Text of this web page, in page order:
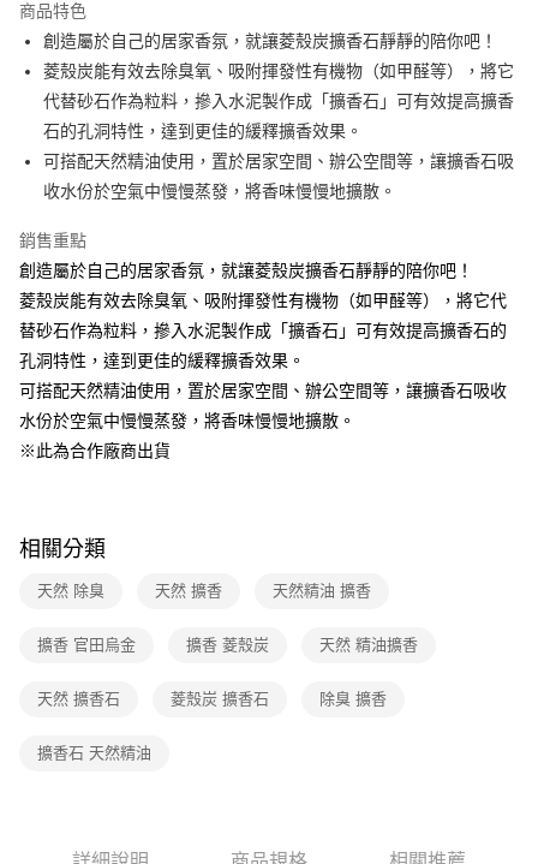
全盈+PAY
大哥付你分期
相關說明
【大哥付你分期使用說明】
1.本服務由台灣大哥大提供，台灣大哥大用戶可立即使用無須另外申請。
2.付款方式選擇「大哥付你分期」，訂單成立後會自動跳轉到大哥付的交易
流程，驗證手機門號後，選擇欲分期的期數、繳款截止日，確認付款後即完
3.實際核准額度、可分期數及費用金額請依後續交易確認頁面所載為準。
4.訂單成立30分鐘內，如未前往確認交易或遇審核未通過，訂單將自動取
消。如遇「轉專審核」未通過狀況，表示未達大哥付你分期系統評分，恕無
法說明評估內容。
1.分期款項不併入電信帳單，「大哥付你分期」於每月結算日後寄送繳費提
醒簡訊。
2.透過簡訊連結打開帳單後，可選擇「超商條碼／台灣大直營門市／銀行轉
帳／街口支付／iPASS MONEY」等通路繳費。
【注意事項】
2.基於同意付款使用「大哥付你分期」之契約關係目的，商店將以您的個人
資料（包含姓名、電話或地址）提供予台灣大哥大進項蒐集、處理及利用，
3.完整用戶服務條款，請詳閱以下連結：https://oppay.tw/userRule
ATM付款
運送方式
宅配$499免運
每筆NT$150，滿NT$499(含以上)免運費
商品特色
創造屬於自己的居家香氛，就讓菱殼炭擴香石靜靜的陪你吧！
菱殼炭能有效去除臭氧、吸附揮發性有機物（如甲醛等），將它
代替砂石作為粒料，摻入水泥製作成「擴香石」可有效提高擴香
石的孔洞特性，達到更佳的緩釋擴香效果。
可搭配天然精油使用，置於居家空間、辦公空間等，讓擴香石吸
收水份於空氣中慢慢蒸發，將香味慢慢地擴散。
銷售重點
創造屬於自己的居家香氛，就讓菱殼炭擴香石靜靜的陪你吧！
菱殼炭能有效去除臭氧、吸附揮發性有機物（如甲醛等），將它代
替砂石作為粒料，摻入水泥製作成「擴香石」可有效提高擴香石的
孔洞特性，達到更佳的緩釋擴香效果。
可搭配天然精油使用，置於居家空間、辦公空間等，讓擴香石吸收
水份於空氣中慢慢蒸發，將香味慢慢地擴散。
※此為合作廠商出貨
相關分類
天然 除臭 天然 擴香 天然精油 擴香
擴香 官田烏金 擴香 菱殼炭 天然 精油擴香
天然 擴香石 菱殼炭 擴香石 除臭 擴香
擴香石 天然精油